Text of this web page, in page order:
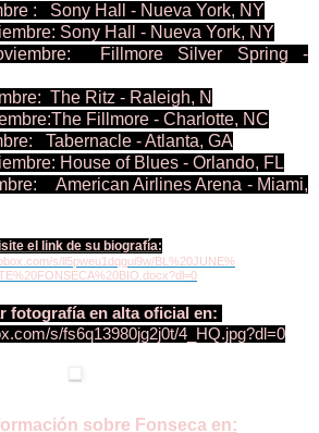
: Sony Hall - Nueva York, NY
Sony Hall - Nueva York, NY
Fillmore Silver Spring -
The Ritz - Raleigh, N
Fillmore - Charlotte, NC
Tabernacle - Atlanta, GA
House of Blues - Orlando, FL
American Airlines Arena - Miami,
el link de su biografía:
s/ ll5pweu1dqgui9w/BL%20JUNE%
dl=0
fotografía en alta oficial en:
s/fs6q13980jg2j0t/4_HQ.jpg?dl=0
sobre Fonseca en: